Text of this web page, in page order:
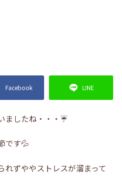
Facebook LINE
ましたね・・・☔
です💦
れずややストレスが溜まって